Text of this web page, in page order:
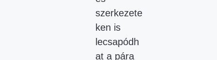
szerkezete
ken is
lecsapódh
at a pára